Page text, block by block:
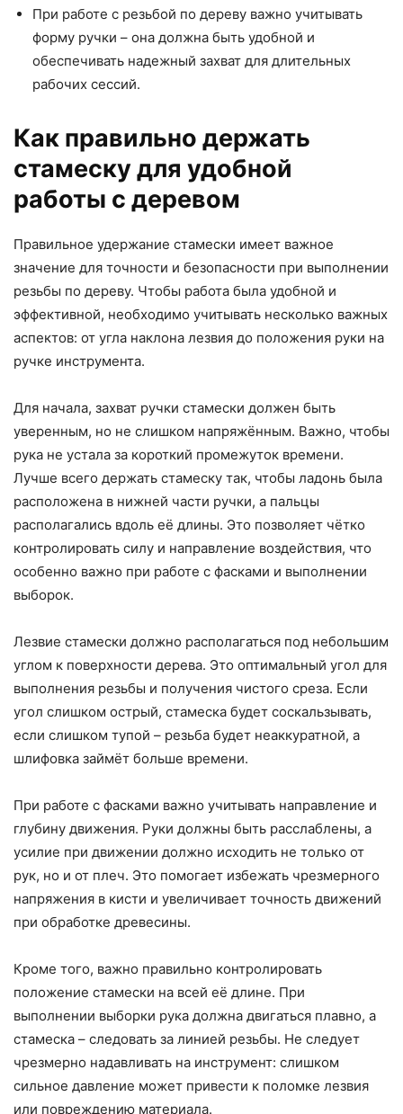
При работе с резьбой по дереву важно учитывать
форму ручки – она должна быть удобной и
обеспечивать надежный захват для длительных
рабочих сессий.
Как правильно держать
стамеску для удобной
работы с деревом
Правильное удержание стамески имеет важное
значение для точности и безопасности при выполнении
резьбы по дереву. Чтобы работа была удобной и
эффективной, необходимо учитывать несколько важных
аспектов: от угла наклона лезвия до положения руки на
ручке инструмента.
Для начала, захват ручки стамески должен быть
уверенным, но не слишком напряжённым. Важно, чтобы
рука не устала за короткий промежуток времени.
Лучше всего держать стамеску так, чтобы ладонь была
расположена в нижней части ручки, а пальцы
располагались вдоль её длины. Это позволяет чётко
контролировать силу и направление воздействия, что
особенно важно при работе с фасками и выполнении
выборок.
Лезвие стамески должно располагаться под небольшим
углом к поверхности дерева. Это оптимальный угол для
выполнения резьбы и получения чистого среза. Если
угол слишком острый, стамеска будет соскальзывать,
если слишком тупой – резьба будет неаккуратной, а
шлифовка займёт больше времени.
При работе с фасками важно учитывать направление и
глубину движения. Руки должны быть расслаблены, а
усилие при движении должно исходить не только от
рук, но и от плеч. Это помогает избежать чрезмерного
напряжения в кисти и увеличивает точность движений
при обработке древесины.
Кроме того, важно правильно контролировать
положение стамески на всей её длине. При
выполнении выборки рука должна двигаться плавно, а
стамеска – следовать за линией резьбы. Не следует
чрезмерно надавливать на инструмент: слишком
сильное давление может привести к поломке лезвия
или повреждению материала.